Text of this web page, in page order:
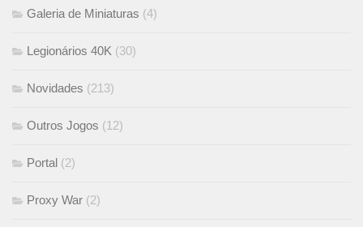
Galeria de Miniaturas (4)
Legionários 40K (30)
Novidades (213)
Outros Jogos (12)
Portal (2)
Proxy War (2)